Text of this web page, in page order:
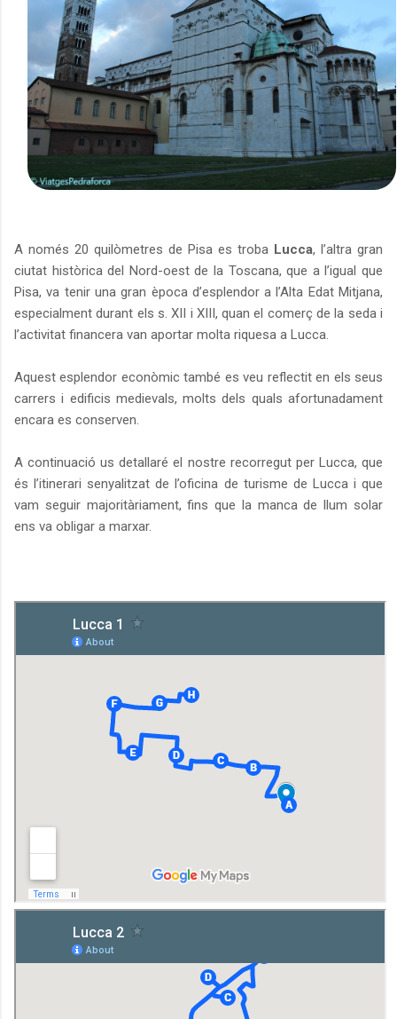
A només 20 quilòmetres de Pisa es troba Lucca, l’altra gran
ciutat històrica del Nord-oest de la Toscana, que a l’igual que
Pisa, va tenir una gran època d’esplendor a l’Alta Edat Mitjana,
especialment durant els s. XII i XIII, quan el comerç de la seda i
l’activitat financera van aportar molta riquesa a Lucca.
Aquest esplendor econòmic també es veu reflectit en els seus
carrers i edificis medievals, molts dels quals afortunadament
encara es conserven.
A continuació us detallaré el nostre recorregut per Lucca, que
és l’itinerari senyalitzat de l’oficina de turisme de Lucca i que
vam seguir majoritàriament, fins que la manca de llum solar
ens va obligar a marxar.